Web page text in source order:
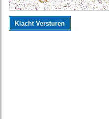
Klacht Versturen